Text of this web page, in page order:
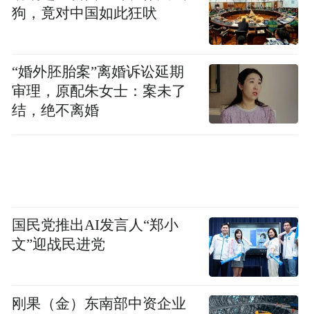
狗，竟对中国如此狂吠
“婚外胚胎案”离婚诉讼延期
审理，原配朱女士：案未了
结，绝不离婚
国民党推出AI发言人“郑小
文”迎战民进党
刚果（金）东南部中资企业